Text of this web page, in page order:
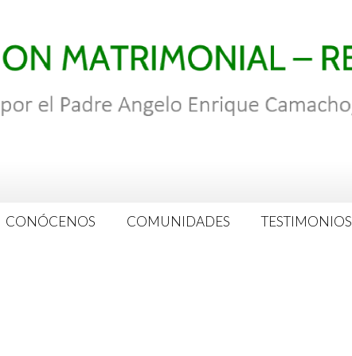
CONÓCENOS COMUNIDADES TESTIMONIOS